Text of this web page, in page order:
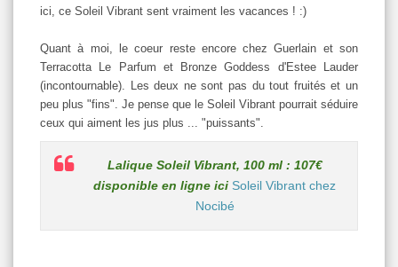
ici, ce Soleil Vibrant sent vraiment les vacances ! :)
Quant à moi, le coeur reste encore chez Guerlain et son
Terracotta Le Parfum et Bronze Goddess d'Estee Lauder
(incontournable). Les deux ne sont pas du tout fruités et un
peu plus "fins". Je pense que le Soleil Vibrant pourrait séduire
ceux qui aiment les jus plus ... "puissants".
Lalique Soleil Vibrant, 100 ml : 107€
disponible en ligne ici Soleil Vibrant chez
Nocibé